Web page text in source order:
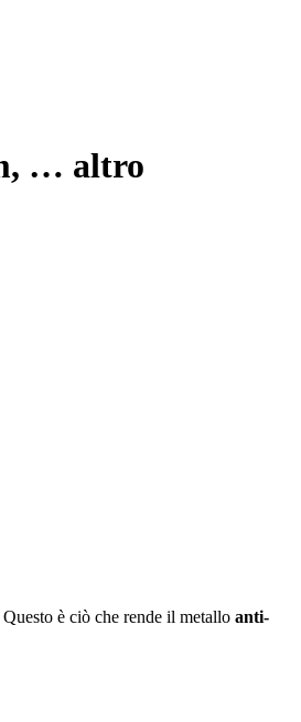
, … altro
Questo è ciò che rende il metallo anti-